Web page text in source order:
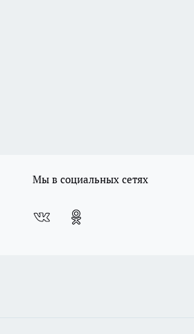
Мы в социальных сетях